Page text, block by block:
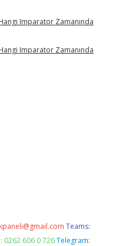
Imparator Zamanında
Imparator Zamanında
Teams:
0262 606 0 726 Telegram: